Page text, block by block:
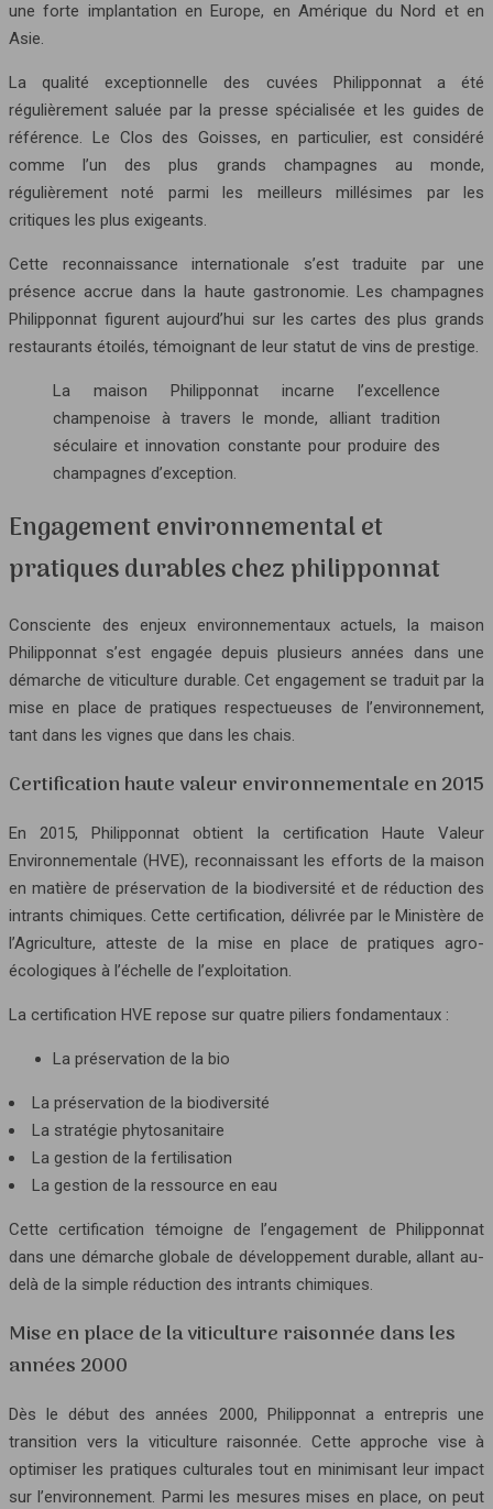
une forte implantation en Europe, en Amérique du Nord et en
Asie.
La qualité exceptionnelle des cuvées Philipponnat a été
régulièrement saluée par la presse spécialisée et les guides de
référence. Le Clos des Goisses, en particulier, est considéré
comme l’un des plus grands champagnes au monde,
régulièrement noté parmi les meilleurs millésimes par les
critiques les plus exigeants.
Cette reconnaissance internationale s’est traduite par une
présence accrue dans la haute gastronomie. Les champagnes
Philipponnat figurent aujourd’hui sur les cartes des plus grands
restaurants étoilés, témoignant de leur statut de vins de prestige.
La maison Philipponnat incarne l’excellence
champenoise à travers le monde, alliant tradition
séculaire et innovation constante pour produire des
champagnes d’exception.
Engagement environnemental et
pratiques durables chez philipponnat
Consciente des enjeux environnementaux actuels, la maison
Philipponnat s’est engagée depuis plusieurs années dans une
démarche de viticulture durable. Cet engagement se traduit par la
mise en place de pratiques respectueuses de l’environnement,
tant dans les vignes que dans les chais.
Certification haute valeur environnementale en 2015
En 2015, Philipponnat obtient la certification Haute Valeur
Environnementale (HVE), reconnaissant les efforts de la maison
en matière de préservation de la biodiversité et de réduction des
intrants chimiques. Cette certification, délivrée par le Ministère de
l’Agriculture, atteste de la mise en place de pratiques agro-
écologiques à l’échelle de l’exploitation.
La certification HVE repose sur quatre piliers fondamentaux :
La préservation de la bio
La préservation de la biodiversité
La stratégie phytosanitaire
La gestion de la fertilisation
La gestion de la ressource en eau
Cette certification témoigne de l’engagement de Philipponnat
dans une démarche globale de développement durable, allant au-
delà de la simple réduction des intrants chimiques.
Mise en place de la viticulture raisonnée dans les
années 2000
Dès le début des années 2000, Philipponnat a entrepris une
transition vers la viticulture raisonnée. Cette approche vise à
optimiser les pratiques culturales tout en minimisant leur impact
sur l’environnement. Parmi les mesures mises en place, on peut